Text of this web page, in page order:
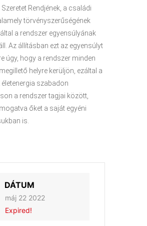
Rendjének, a családi
törvényszerűségének
a rendszer egyensúlyának
Az állításban ezt az egyensúlyt
úgy, hogy a rendszer minden
helyre kerüljön, ezáltal a
életenergia szabadon
a rendszer tagjai között,
őket a saját egyéni
is.
DÁTUM
máj 22 2022
Expired!